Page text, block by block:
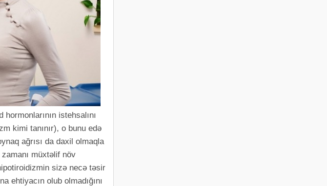
istehsalını
kimi tanınır), o bunu edə
ağrısı da daxil olmaqla
müxtəlif növ
sizə necə təsir
ehtiyacın olub olmadığını